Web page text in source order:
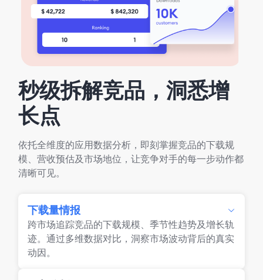
秒级拆解竞品，洞悉增
长点
依托全维度的应用数据分析，即刻掌握竞品的下载规
模、营收预估及市场地位，让竞争对手的每一步动作都
清晰可见。
下载量情报
跨市场追踪竞品的下载规模、季节性趋势及增长轨
迹。通过多维数据对比，洞察市场波动背后的真实
动因。